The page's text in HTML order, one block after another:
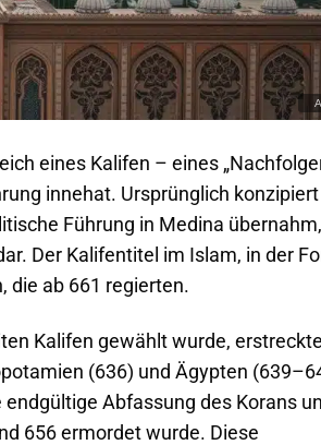
eines Kalifen – eines
innehat. Ursprünglich konzipiert
Führung in Medina übernahm,
Der Kalifentitel im Islam, in der
die ab 661 regierten.
Kalifen gewählt wurde, erstreckte
(636) und Ägypten
Abfassung des Korans
656 ermordet wurde. Diese